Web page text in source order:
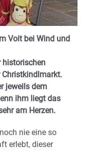
Voit bei Wind und
historischen
Christkindlmarkt.
jeweils dem
ihm liegt das
am Herzen.
nie eine so
erlebt, dieser